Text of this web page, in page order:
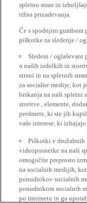
spletno stran in
tržna prizadevanja.
Če s spodnjim gumbom
piškotke za sledenje /
Sledeni / oglaševani
o naših izdelkih in
strani in na spletnih
za socialne medije, kot
brskanja na naši spletni
storitve , elemente,
predmete, ki ste jih
vaše interese, ki
Piškotki v družabnih
videoposnetke na naši
omogočite preprosto
na socialnih medijih,
ponudnikov socialnih
ponudnikom socialnih
po internetu in ga